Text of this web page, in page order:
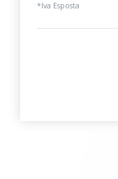
*Iva Esposta